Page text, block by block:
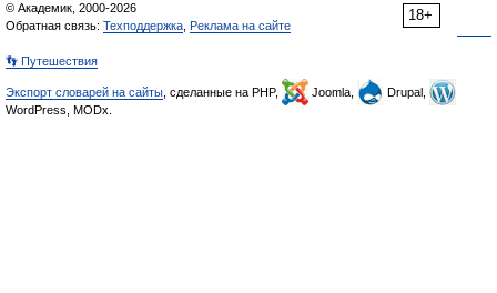
18+
© Академик, 2000-2026
Обратная связь: Техподдержка Реклама на сайте
👣 Путешествия
Экспорт словарей на сайты , сделанные на PHP, Joomla,
Drupal,
WordPress, MODx.